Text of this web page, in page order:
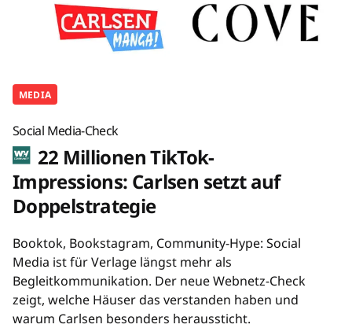
MEDIA
Social Media-Check
22 Millionen TikTok-
Impressions: Carlsen setzt auf
Doppelstrategie
Booktok, Bookstagram, Community-Hype: Social
Media ist für Verlage längst mehr als
Begleitkommunikation. Der neue Webnetz-Check
zeigt, welche Häuser das verstanden haben und
warum Carlsen besonders heraussticht.